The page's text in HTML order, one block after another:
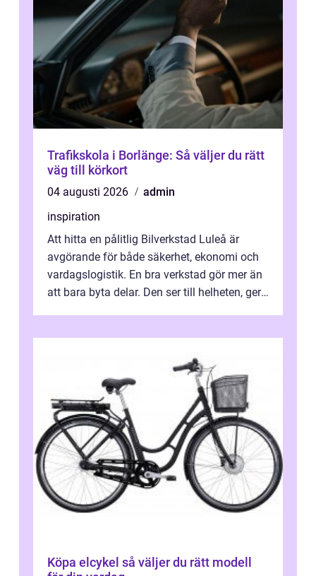
Trafikskola i Borlänge: Så väljer du rätt
väg till körkort
04 augusti 2026
admin
inspiration
Att hitta en pålitlig Bilverkstad Luleå är
avgörande för både säkerhet, ekonomi och
vardagslogistik. En bra verkstad gör mer än
att bara byta delar. Den ser till helheten, ger
Köpa elcykel så väljer du rätt modell